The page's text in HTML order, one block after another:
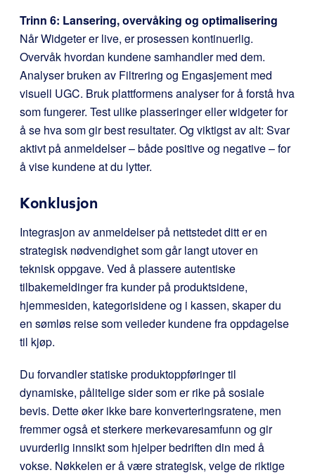
Trinn 6: Lansering, overvåking og optimalisering
Når Widgeter er live, er prosessen kontinuerlig.
Overvåk hvordan kundene samhandler med dem.
Analyser bruken av Filtrering og Engasjement med
visuell UGC. Bruk plattformens analyser for å forstå hva
som fungerer. Test ulike plasseringer eller widgeter for
å se hva som gir best resultater. Og viktigst av alt: Svar
aktivt på anmeldelser – både positive og negative – for
å vise kundene at du lytter.
Konklusjon
Integrasjon av anmeldelser på nettstedet ditt er en
strategisk nødvendighet som går langt utover en
teknisk oppgave. Ved å plassere autentiske
tilbakemeldinger fra kunder på produktsidene,
hjemmesiden, kategorisidene og i kassen, skaper du
en sømløs reise som veileder kundene fra oppdagelse
til kjøp.
Du forvandler statiske produktoppføringer til
dynamiske, pålitelige sider som er rike på sosiale
bevis. Dette øker ikke bare konverteringsratene, men
fremmer også et sterkere merkevaresamfunn og gir
uvurderlig innsikt som hjelper bedriften din med å
vokse. Nøkkelen er å være strategisk, velge de riktige